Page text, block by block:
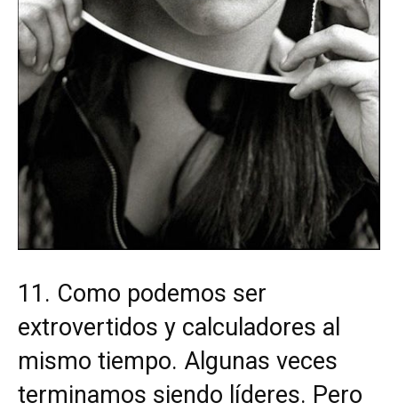
11. Como podemos ser
extrovertidos y calculadores al
mismo tiempo. Algunas veces
terminamos siendo líderes. Pero